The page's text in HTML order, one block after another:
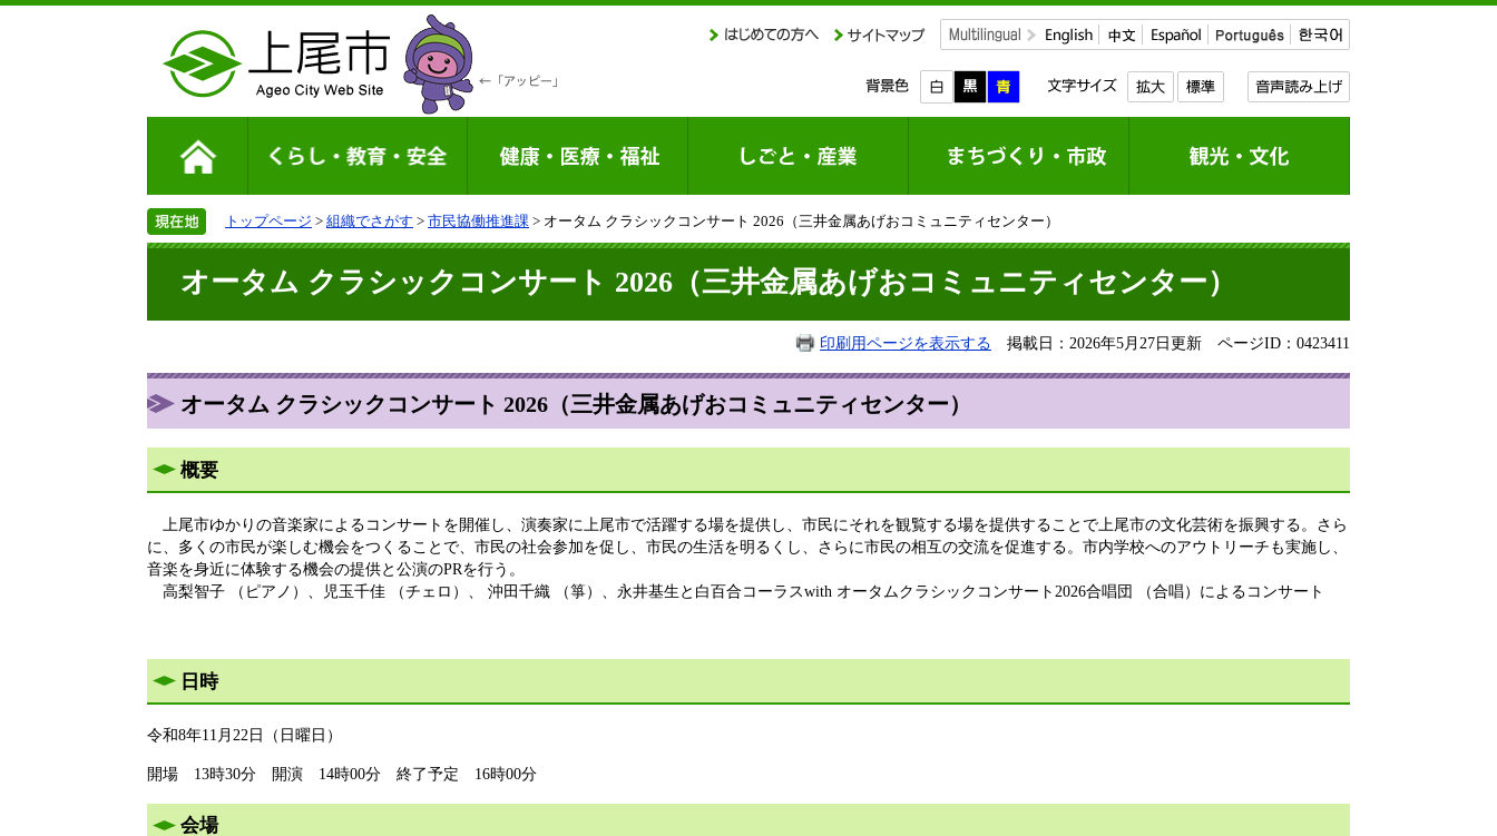
トップページ > 組織でさがす > 市民協働推進課 > オータム クラシックコンサート 2026（三井金属あげおコミュニティセンター）
オータム クラシックコンサート 2026（三井金属あげおコミュニティセンター）
印刷用ページを表示する 掲載日：2026年5月27日更新 ページID：0423411
オータム クラシックコンサート 2026（三井金属あげおコミュニティセンター）
概要
上尾市ゆかりの音楽家によるコンサートを開催し、演奏家に上尾市で活躍する場を提供し、市民にそれを観覧する場を提供することで上尾市の文化芸術を振興する。さら
に、多くの市民が楽しむ機会をつくることで、市民の社会参加を促し、市民の生活を明るくし、さらに市民の相互の交流を促進する。市内学校へのアウトリーチも実施し、
音楽を身近に体験する機会の提供と公演のPRを行う。
高梨智子 （ピアノ）、児玉千佳 （チェロ）、 沖田千織 （箏）、永井基生と白百合コーラスwith オータムクラシックコンサート2026合唱団 （合唱）によるコンサート
日時
令和8年11月22日（日曜日）
開場 13時30分 開演 14時00分 終了予定 16時00分
会場